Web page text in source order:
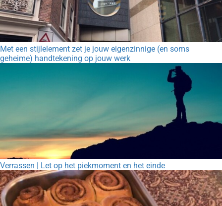
Met een stijlelement zet je jouw eigenzinnige (en soms
geheime) handtekening op jouw werk
Verrassen | Let op het piekmoment en het einde